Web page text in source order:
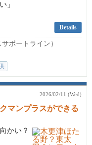
」
Details
ポートライン）
2026/02/11 (Wed)
マンプラスができる
かい？